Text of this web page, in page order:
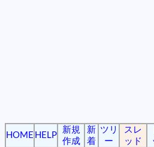
HOME HELP
新規
作成
新
着
ツリ
ー
スレ
ッド